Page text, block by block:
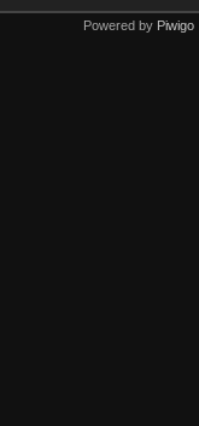
Powered by Piwigo